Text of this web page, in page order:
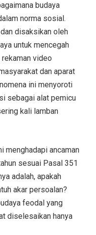
budaya
norma sosial.
disaksikan oleh
untuk mencegah
video
dan aparat
ini menyoroti
sebagai alat pemicu
kali lamban
menghadapi ancaman
sesuai Pasal 351
adalah, apakah
akar persoalan?
feodal yang
diselesaikan hanya